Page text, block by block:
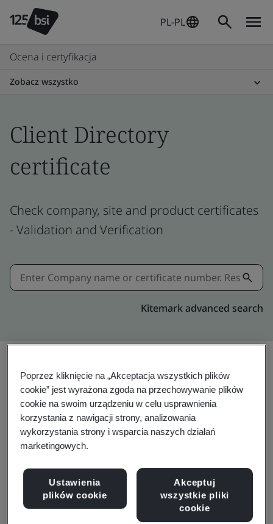
PL-PL
Ocena i certyfikacja
Zobacz wszystko
Client Directory
certificate
Check company, site and product certificates
- Validation and Verification
Kitemark advanced search
Download
ISO 45001:2018
SEAREFICO CORPORATION
253 Hoang Van Thu,
Poprzez kliknięcie na „Akceptacja wszystkich plików
cookie” jest wyrażona zgoda na przechowywanie plików
cookie na swoim urządzeniu w celu usprawnienia
korzystania z nawigacji strony, analizowania
wykorzystania strony i wsparcia naszych działań
marketingowych.
Ustawienia
plików cookie
Akceptuj
wszystkie pliki
cookie